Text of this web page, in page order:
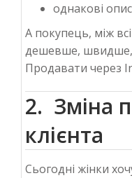
однакові
А покупець, між
дешевше, швидше,
Продавати через
2. Зміна
клієнта
Сьогодні жінки